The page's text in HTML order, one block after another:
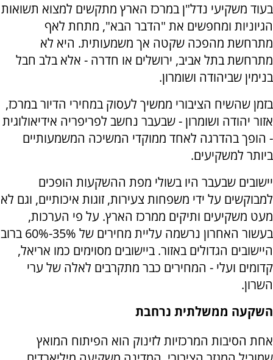
בעוד משקיעי נדל"ן במרכז הארץ מתקשים למצוא תשואות
הגיוניות ומחפשים את "הדבר הבא", מתחת לאף
מתרחשת מהפכה שקטה אך משמעותית. היא לא
מתרחשת בתל אביב, ירושלים או חדרה - אלא בלב חבל
בנימין שביהודה ושומרון.
בזמן שהשיח הציבורי ממשיך לעסוק במחירי הדיור במרכז,
אזור יהודה ושומרון - שבעבר נחשב לפריפריה אידיאולוגית
- הופך בהדרגה לאחד ממוקדי המשיכה המשמעותיים
ביותר למשקיעים.
יישובים שבעבר היו בשולי מפת ההשקעות הופכים
למבוקשים על ידי משפחות צעירות, זוגות איכותיים, וגם לא
מעט משקיעים ותיקים ממרכז הארץ. על פי הערכות,
בעשור האחרון נרשמה עליית מחירים של 35%-60% ברוב
היישובים הגדולים באזור. ביישובים מסוימים כמו אריאל,
קדומים ועלי - המחירים כבר מתקרבים לאלה של ערי
השרון.
השקעה ממשלתית נרחבת
אחת הסיבות המרכזיות לזינוק הוא הפיתוח המואץ